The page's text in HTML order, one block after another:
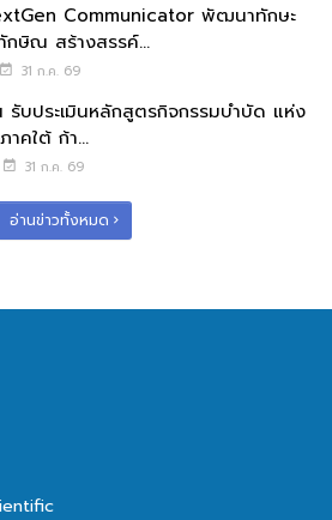
Communicator พัฒนาทักษะ
ษิณ สร้างสรรค์...
31 ก.ค. 69
บประเมินหลักสูตรกิจกรรมบำบัด แห่ง
าคใต้ ก้า...
31 ก.ค. 69
อ่านข่าวทั้งหมด